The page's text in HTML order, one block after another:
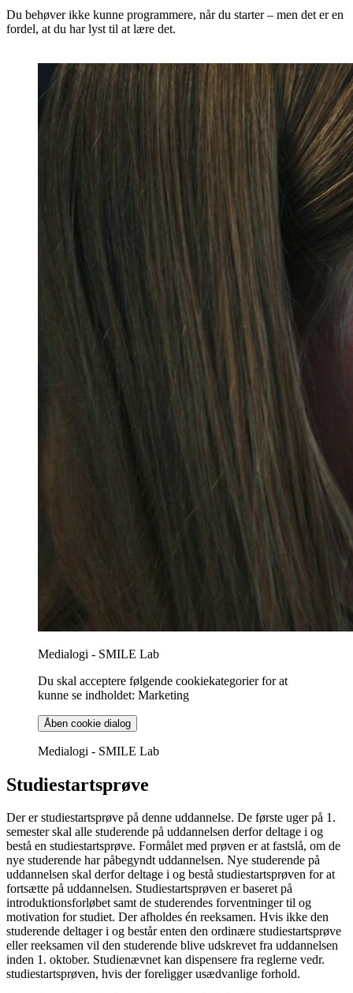
Du behøver ikke kunne programmere, når du starter – men det er en
fordel, at du har lyst til at lære det.
Medialogi - SMILE Lab
Du skal acceptere følgende cookiekategorier for at
kunne se indholdet: Marketing
Åben cookie dialog
Medialogi - SMILE Lab
Studiestartsprøve
Der er studiestartsprøve på denne uddannelse. De første uger på 1.
semester skal alle studerende på uddannelsen derfor deltage i og
bestå en studiestartsprøve. Formålet med prøven er at fastslå, om de
nye studerende har påbegyndt uddannelsen. Nye studerende på
uddannelsen skal derfor deltage i og bestå studiestartsprøven for at
fortsætte på uddannelsen. Studiestartsprøven er baseret på
introduktionsforløbet samt de studerendes forventninger til og
motivation for studiet. Der afholdes én reeksamen. Hvis ikke den
studerende deltager i og består enten den ordinære studiestartsprøve
eller reeksamen vil den studerende blive udskrevet fra uddannelsen
inden 1. oktober. Studienævnet kan dispensere fra reglerne vedr.
studiestartsprøven, hvis der foreligger usædvanlige forhold.